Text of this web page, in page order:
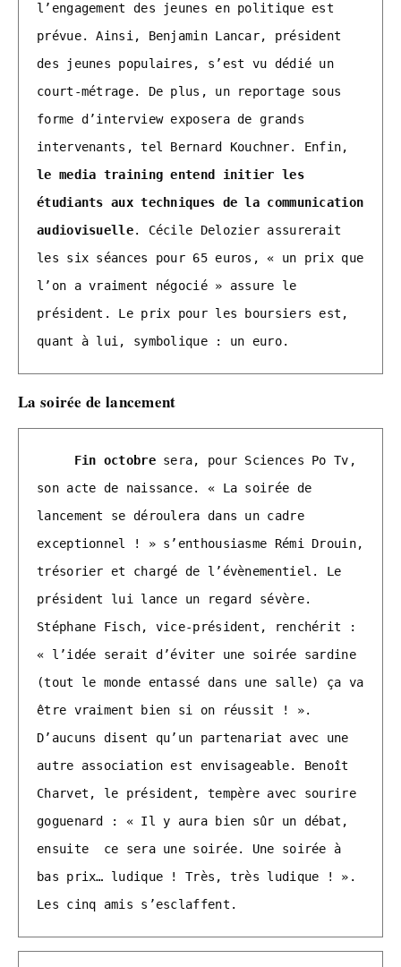
l’engagement des jeunes en politique est
prévue. Ainsi, Benjamin Lancar, président
des jeunes populaires, s’est vu dédié un
court-métrage. De plus, un reportage sous
forme d’interview exposera de grands
le media training entend initier les
étudiants aux techniques de la communication
audiovisuelle. Cécile Delozier assurerait
les six séances pour 65 euros, « un prix que
l’on a vraiment négocié » assure le
président. Le prix pour les boursiers est,
quant à lui, symbolique : un euro.
La soirée de lancement
Fin octobre sera, pour Sciences Po Tv,
son acte de naissance. « La soirée de
lancement se déroulera dans un cadre
exceptionnel ! » s’enthousiasme Rémi Drouin,
trésorier et chargé de l’évènementiel. Le
président lui lance un regard sévère.
Stéphane Fisch, vice-président, renchérit :
« l’idée serait d’éviter une soirée sardine
(tout le monde entassé dans une salle) ça va
être vraiment bien si on réussit ! ».
D’aucuns disent qu’un partenariat avec une
autre association est envisageable. Benoît
Charvet, le président, tempère avec sourire
goguenard : « Il y aura bien sûr un débat,
ensuite  ce sera une soirée. Une soirée à
bas prix… ludique ! Très, très ludique ! ».
Les cinq amis s’esclaffent.